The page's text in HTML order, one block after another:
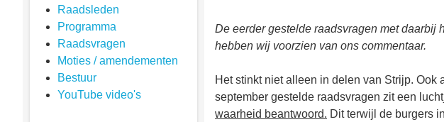
Raadsleden
Programma
Raadsvragen
Moties / amendementen
Bestuur
YouTube video's
De eerder gestelde raadsvragen met daarbij
hebben wij voorzien van ons commentaar.
Het stinkt niet alleen in delen van Strijp.
september gestelde raadsvragen zit een
waarheid beantwoord. Dit terwijl de burgers